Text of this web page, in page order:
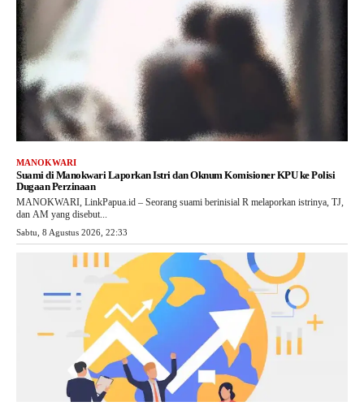
MANOKWARI
Suami di Manokwari Laporkan Istri dan Oknum Komisioner KPU ke Polisi
Dugaan Perzinaan
MANOKWARI, LinkPapua.id – Seorang suami berinisial R melaporkan istrinya, TJ,
dan AM yang disebut...
Sabtu, 8 Agustus 2026, 22:33